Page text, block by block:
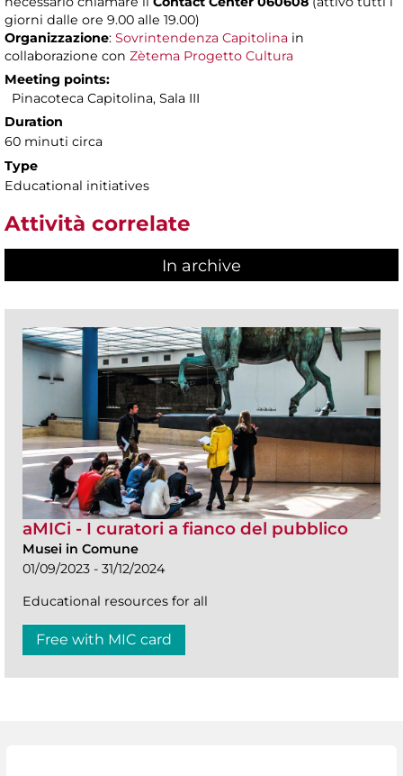
giorni dalle ore 9.00 alle 19.00)
Organizzazione: Sovrintendenza Capitolina in
collaborazione con Zètema Progetto Cultura
Meeting points:
Pinacoteca Capitolina, Sala III
Duration
60 minuti circa
Type
Educational initiatives
Attività correlate
In archive
aMICi - I curatori a fianco del pubblico
Musei in Comune
01/09/2023 - 31/12/2024
Educational resources for all
Free with MIC card